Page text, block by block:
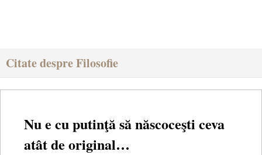
Citate despre Filosofie
Nu e cu putinţă să născoceşti ceva
atât de original…